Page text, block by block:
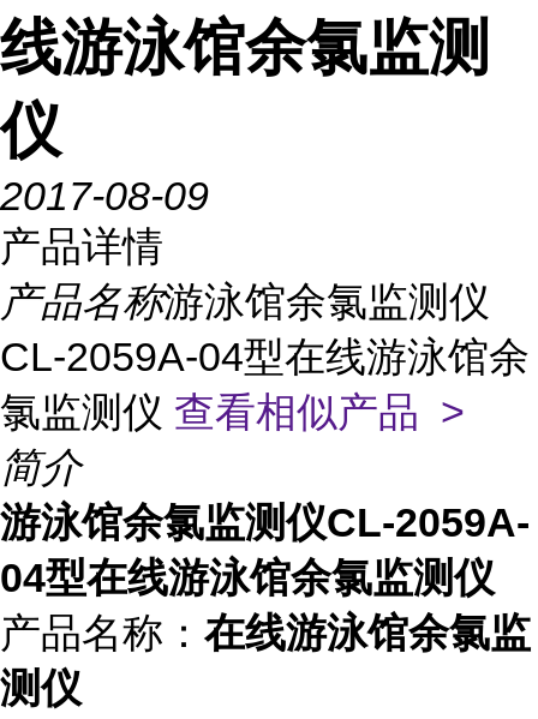
线游泳馆余氯监测
仪
2017-08-09
产品详情
产品名称游泳馆余氯监测仪
CL-2059A-04型在线游泳馆余
氯监测仪 查看相似产品 >
简介
游泳馆余氯监测仪CL-2059A-
04型在线游泳馆余氯监测仪
产品名称： 在线游泳馆余氯监
测仪